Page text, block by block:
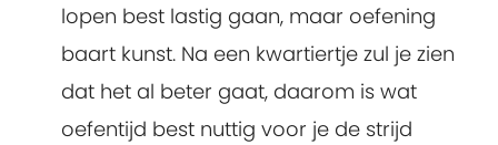
lopen best lastig gaan, maar oefening
baart kunst. Na een kwartiertje zul je zien
dat het al beter gaat, daarom is wat
oefentijd best nuttig voor je de strijd